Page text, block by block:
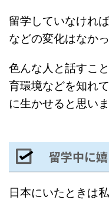
留学していなけれ
などの変化はなか
色んな人と話すこ
育環境などを知れ
に生かせると思いま
留学中に
日本にいたときは